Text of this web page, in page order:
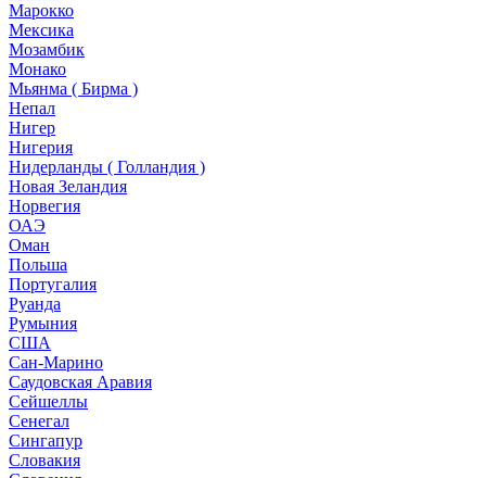
Марокко
Мексика
Мозамбик
Монако
Мьянма ( Бирма )
Непал
Нигер
Нигерия
Нидерланды ( Голландия )
Новая Зеландия
Норвегия
ОАЭ
Оман
Польша
Португалия
Руанда
Румыния
США
Сан-Марино
Саудовская Аравия
Сейшеллы
Сенегал
Сингапур
Словакия